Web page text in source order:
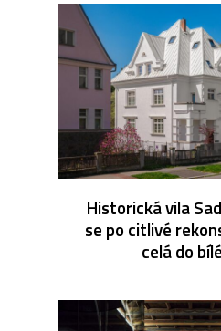
Historická vila
se po citlivé
celá do